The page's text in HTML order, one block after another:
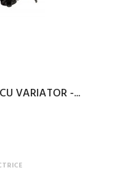
VARIATOR -...